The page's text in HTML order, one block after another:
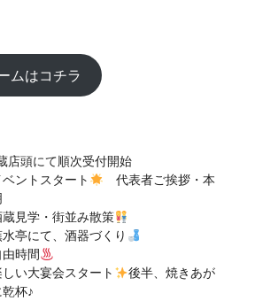
ムはコチラ
にて順次受付開始
スタート
代表者ご挨拶・本
見学・街並み散策
亭にて、酒器づくり
時間
い大宴会スタート
後半、焼きあが
杯♪